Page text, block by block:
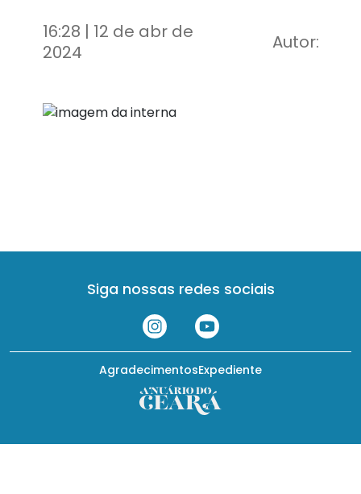
16:28 | 12 de abr de
2024
Autor:
Siga nossas redes sociais
Expediente
Agradecimentos